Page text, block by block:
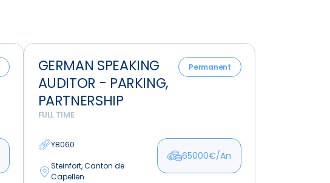
GERMAN SPEAKING
AUDITOR - PARKING,
PARTNERSHIP
Permanent
FULL TIME
YB060
Steinfort, Canton de
Capellen
65000€/An
German
Speaking
Auditor
Parking,